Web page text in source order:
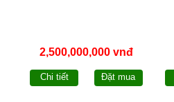
2,500,000,000 vnđ
Chi tiết Đặt mua